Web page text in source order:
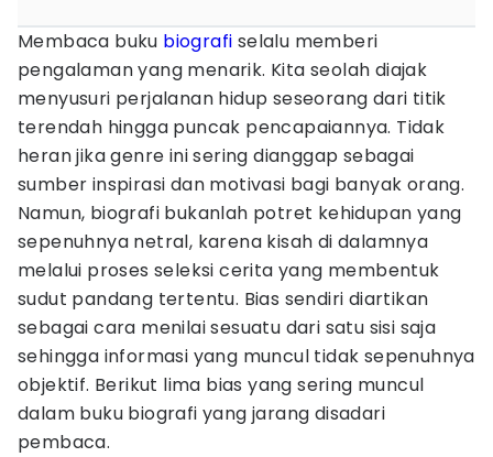
Membaca buku biografi selalu memberi
pengalaman yang menarik. Kita seolah diajak
menyusuri perjalanan hidup seseorang dari titik
terendah hingga puncak pencapaiannya. Tidak
heran jika genre ini sering dianggap sebagai
sumber inspirasi dan motivasi bagi banyak orang.
Namun, biografi bukanlah potret kehidupan yang
sepenuhnya netral, karena kisah di dalamnya
melalui proses seleksi cerita yang membentuk
sudut pandang tertentu. Bias sendiri diartikan
sebagai cara menilai sesuatu dari satu sisi saja
sehingga informasi yang muncul tidak sepenuhnya
objektif. Berikut lima bias yang sering muncul
dalam buku biografi yang jarang disadari
pembaca.